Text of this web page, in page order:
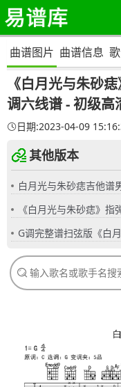
曲谱图片 曲谱信息
《白月光与朱砂
调六线谱 - 初级
日期:2023-04-09
其他版本
白月光与朱砂痣吉他谱男生版G-
《白月光与朱砂痣》指弹谱子图
G调完整谱扫弦版《白月光与朱